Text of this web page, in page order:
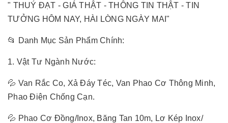
" THUÝ ĐẠT - GIÁ THẬT - THÔNG TIN THẬT - TIN
TƯỞNG HÔM NAY, HÀI LÒNG NGÀY MAI"
📂 Danh Mục Sản Phẩm Chính:
1. Vật Tư Ngành Nước:
💦 Van Rắc Co, Xả Đáy Téc, Van Phao Cơ Thông Minh,
Phao Điện Chống Cạn.
💦 Phao Cơ Đồng/Inox, Băng Tan 10m, Lơ Kép Inox/